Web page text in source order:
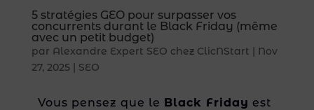
5 stratégies GEO pour surpasser vos
concurrents durant le Black Friday (même
avec un petit budget)
par Alexandre Expert SEO chez ClicNStart | Nov
27, 2025 | SEO
Vous pensez que le Black Friday est